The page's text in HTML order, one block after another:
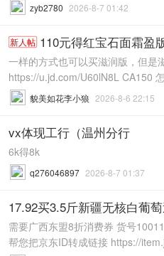
zyb2780 2026-8-7 01:42
新人帖 110元得红宝石面霜盈
一样的方式也可以买滋润版，但是
https://u.jd.com/U60lN8L CA150
貌美如花李小狼 2026-8-6 22:15
vx体现工行（温州分行
6k得8k
q276046897 2026-8-7 01:37
17.92买3.5斤新疆无核白葡
需要广西东盟8折消费券 货号
帮您把京东ID转成链接 https://